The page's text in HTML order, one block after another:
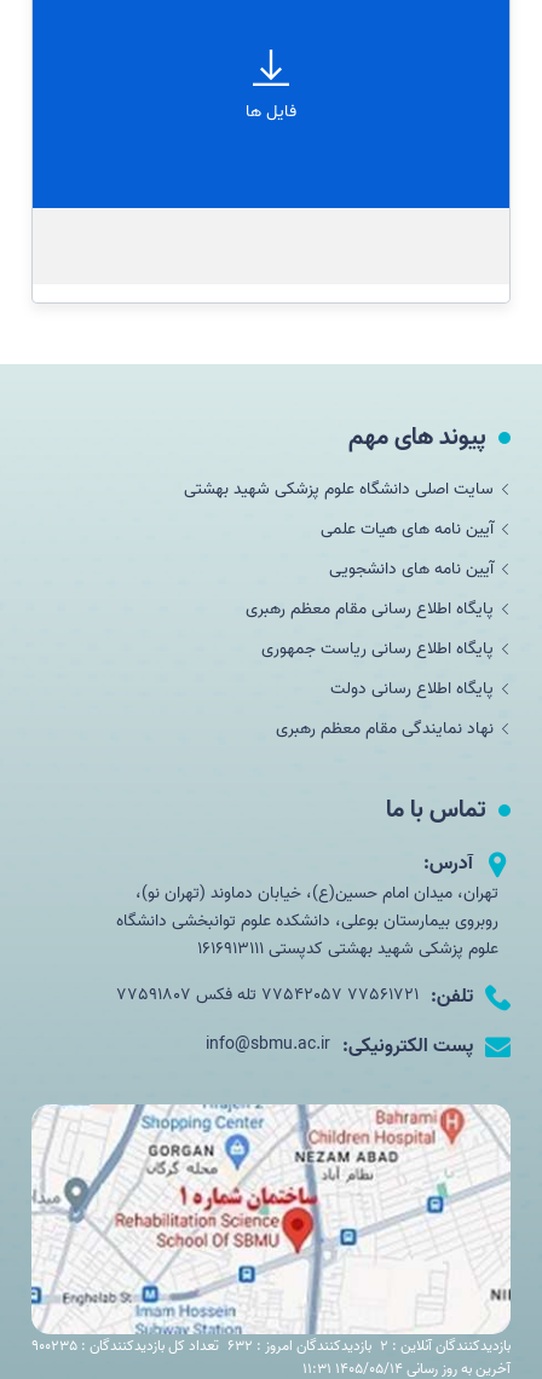
فایل ها
پیوند های مهم
سایت اصلی دانشگاه علوم پزشکی شهید بهشتی
آیین نامه های هیات علمی
آیین نامه های دانشجویی
پایگاه اطلاع رسانی مقام معظم رهبری
پایگاه اطلاع رسانی ریاست جمهوری
پایگاه اطلاع رسانی دولت
نهاد نمایندگی مقام معظم رهبری
تماس با ما
آدرس:
تهران، میدان امام حسین(ع)، خیابان دماوند (تهران نو)،
روبروی بیمارستان بوعلی، دانشکده علوم توانبخشی دانشگاه
علوم پزشکی شهید بهشتی کدپستی 1616913111
تلفن: 77561721 77542057 تله فکس 77591807
پست الکترونیکی: info@sbmu.ac.ir
بازدیدکنندگان آنلاین : 2 بازدیدکنندگان امروز : 632
تعداد کل بازدیدکنندگان : 900235
آخرین به روز رسانی 1405/05/14 11:31